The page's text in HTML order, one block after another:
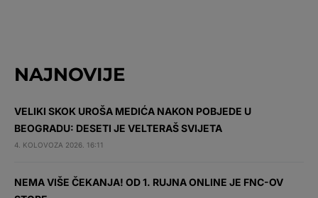
NAJNOVIJE
VELIKI SKOK UROŠA MEDIĆA NAKON POBJEDE U
BEOGRADU: DESETI JE VELTERAŠ SVIJETA
4. KOLOVOZA 2026. 16:11
NEMA VIŠE ČEKANJA! OD 1. RUJNA ONLINE JE FNC-OV